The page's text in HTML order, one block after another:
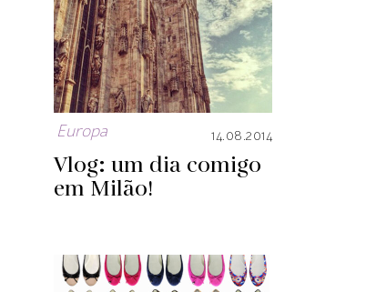
Europa 14.08.2014
Vlog: um dia comigo
em Milão!